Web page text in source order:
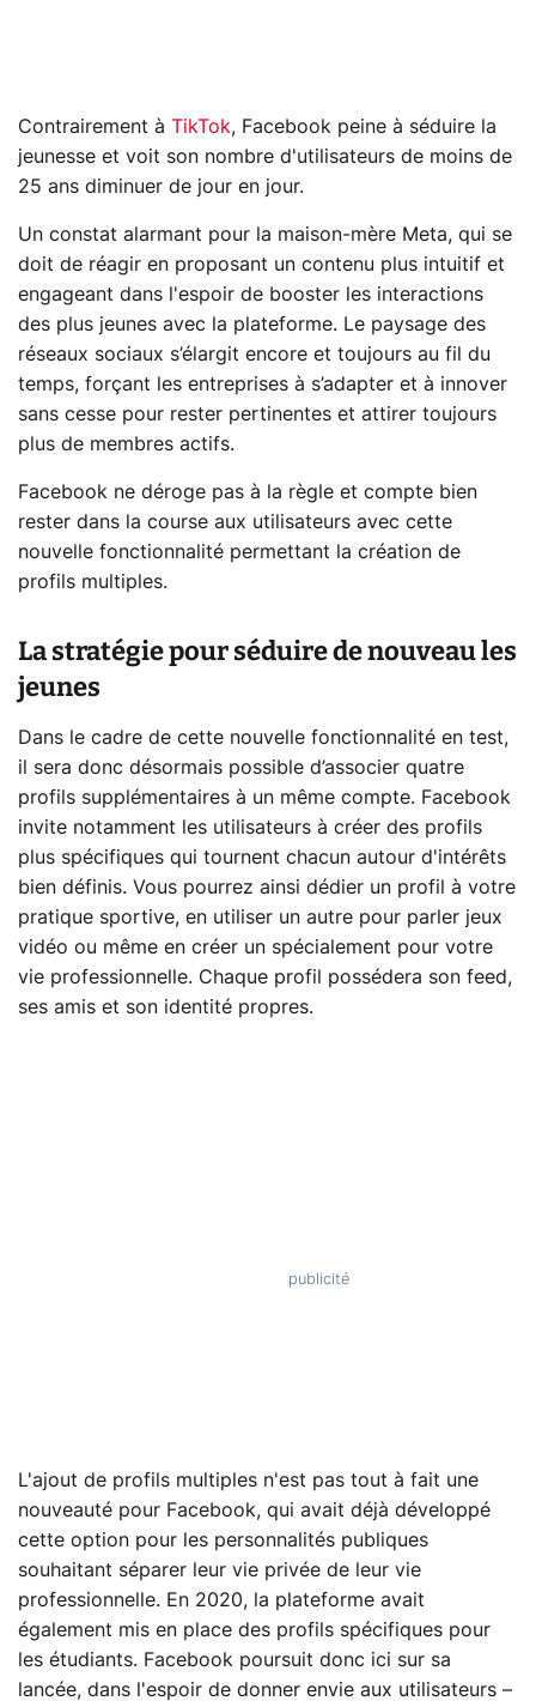
Contrairement à TikTok, Facebook peine à séduire la
jeunesse et voit son nombre d'utilisateurs de moins de
25 ans diminuer de jour en jour.
Un constat alarmant pour la maison-mère Meta, qui se
doit de réagir en proposant un contenu plus intuitif et
engageant dans l'espoir de booster les interactions
des plus jeunes avec la plateforme. Le paysage des
réseaux sociaux s’élargit encore et toujours au fil du
temps, forçant les entreprises à s’adapter et à innover
sans cesse pour rester pertinentes et attirer toujours
plus de membres actifs.
Facebook ne déroge pas à la règle et compte bien
rester dans la course aux utilisateurs avec cette
nouvelle fonctionnalité permettant la création de
profils multiples.
La stratégie pour séduire de nouveau les
jeunes
Dans le cadre de cette nouvelle fonctionnalité en test,
il sera donc désormais possible d’associer quatre
profils supplémentaires à un même compte. Facebook
invite notamment les utilisateurs à créer des profils
plus spécifiques qui tournent chacun autour d'intérêts
bien définis. Vous pourrez ainsi dédier un profil à votre
pratique sportive, en utiliser un autre pour parler jeux
vidéo ou même en créer un spécialement pour votre
vie professionnelle. Chaque profil possédera son feed,
ses amis et son identité propres.
L'ajout de profils multiples n'est pas tout à fait une
nouveauté pour Facebook, qui avait déjà développé
cette option pour les personnalités publiques
souhaitant séparer leur vie privée de leur vie
professionnelle. En 2020, la plateforme avait
également mis en place des profils spécifiques pour
les étudiants. Facebook poursuit donc ici sur sa
lancée, dans l'espoir de donner envie aux utilisateurs –